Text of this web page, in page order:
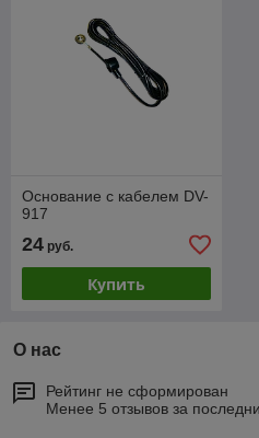
Основание с кабелем DV-
917
24 руб.
Купить
О нас
Рейтинг не сформирован
Менее 5 отзывов за